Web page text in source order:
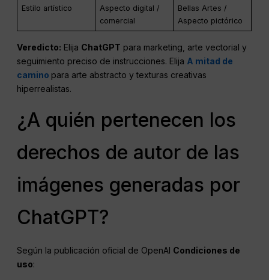
Estilo artístico
Aspecto digital /
comercial
Bellas Artes /
Aspecto pictórico
Veredicto: Elija ChatGPT para marketing, arte vectorial y
seguimiento preciso de instrucciones. Elija A mitad de
camino para arte abstracto y texturas creativas
hiperrealistas.
¿A quién pertenecen los
derechos de autor de las
imágenes generadas por
ChatGPT?
Según la publicación oficial de OpenAI Condiciones de
uso: